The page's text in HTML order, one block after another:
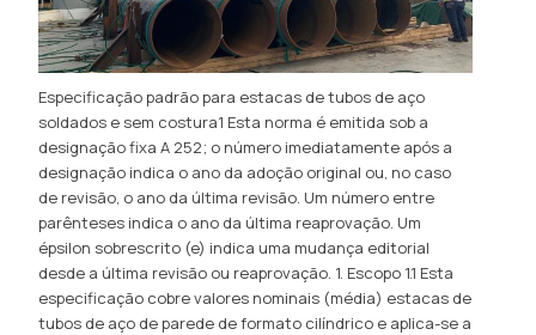
Especificação padrão para estacas de tubos de aço
soldados e sem costura1 Esta norma é emitida sob a
designação fixa A 252; o número imediatamente após a
designação indica o ano da adoção original ou, no caso
de revisão, o ano da última revisão. Um número entre
parênteses indica o ano da última reaprovação. Um
épsilon sobrescrito (e) indica uma mudança editorial
desde a última revisão ou reaprovação. 1. Escopo 1.1 Esta
especificação cobre valores nominais (média) estacas de
tubos de aço de parede de formato cilíndrico e aplica-se a